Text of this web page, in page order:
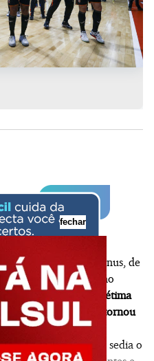
Futsal venceu o Magnus, de
empatar por 2 a 2 no
e
chegou à sua sétima
da modalidade e se tornou
na história. A Laranja
por convite, já que sedia o
fechar